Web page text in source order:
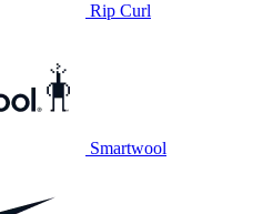
Rip Curl
Smartwool